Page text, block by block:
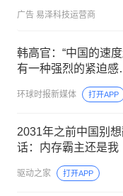
广告 易泽科技运营商
韩高官：“中国的速
有一种强烈的紧迫
环球时报新媒体 打开APP
2031年之前中国别
话：内存霸主还是我
驱动之家 打开APP